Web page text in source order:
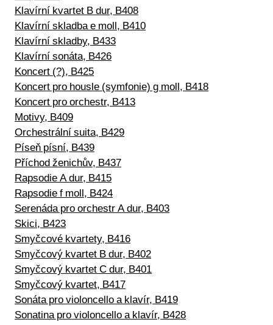
Klavírní kvartet B dur, B408
Klavírní skladba e moll, B410
Klavírní skladby, B433
Klavírní sonáta, B426
Koncert (?), B425
Koncert pro housle (symfonie) g moll, B418
Koncert pro orchestr, B413
Motivy, B409
Orchestrální suita, B429
Píseň písní, B439
Příchod ženichův, B437
Rapsodie A dur, B415
Rapsodie f moll, B424
Serenáda pro orchestr A dur, B403
Skici, B423
Smyčcové kvartety, B416
Smyčcový kvartet B dur, B402
Smyčcový kvartet C dur, B401
Smyčcový kvartet, B417
Sonáta pro violoncello a klavír, B419
Sonatina pro violoncello a klavír, B428